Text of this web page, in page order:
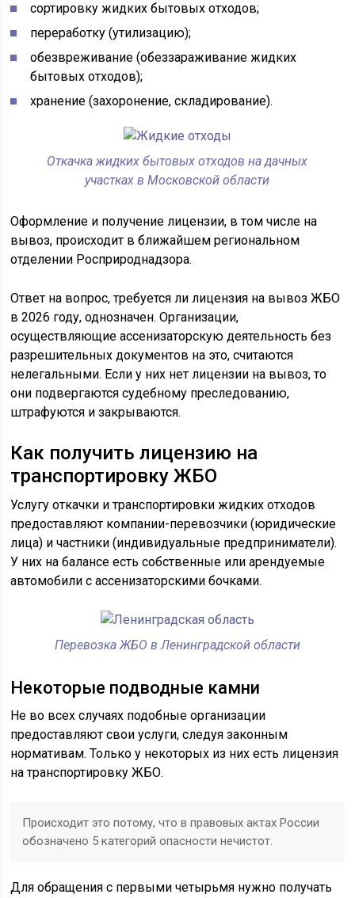
сортировку жидких бытовых отходов;
переработку (утилизацию);
обезвреживание (обеззараживание жидких
бытовых отходов);
хранение (захоронение, складирование).
Откачка жидких бытовых отходов на дачных
участках в Московской области
Оформление и получение лицензии, в том числе на
вывоз, происходит в ближайшем региональном
отделении Росприроднадзора.
Ответ на вопрос, требуется ли лицензия на вывоз ЖБО
в 2026 году, однозначен. Организации,
осуществляющие ассенизаторскую деятельность без
разрешительных документов на это, считаются
нелегальными. Если у них нет лицензии на вывоз, то
они подвергаются судебному преследованию,
штрафуются и закрываются.
Как получить лицензию на
транспортировку ЖБО
Услугу откачки и транспортировки жидких отходов
предоставляют компании-перевозчики (юридические
лица) и частники (индивидуальные предприниматели).
У них на балансе есть собственные или арендуемые
автомобили с ассенизаторскими бочками.
Перевозка ЖБО в Ленинградской области
Некоторые подводные камни
Не во всех случаях подобные организации
предоставляют свои услуги, следуя законным
нормативам. Только у некоторых из них есть лицензия
на транспортировку ЖБО.
Происходит это потому, что в правовых актах России
обозначено 5 категорий опасности нечистот.
Для обращения с первыми четырьмя нужно получать